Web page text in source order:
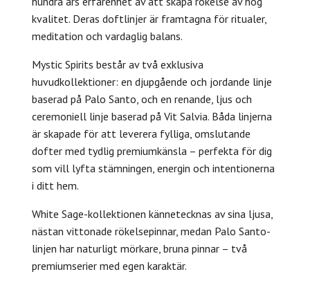
kvalitet. Deras doftlinjer är framtagna för ritualer,
meditation och vardaglig balans.
Mystic Spirits består av två exklusiva
huvudkollektioner: en djupgående och jordande linje
baserad på Palo Santo, och en renande, ljus och
ceremoniell linje baserad på Vit Salvia. Båda linjerna
är skapade för att leverera fylliga, omslutande
dofter med tydlig premiumkänsla – perfekta för dig
som vill lyfta stämningen, energin och intentionerna
i ditt hem.
White Sage-kollektionen kännetecknas av sina ljusa,
nästan vittonade rökelsepinnar, medan Palo Santo-
linjen har naturligt mörkare, bruna pinnar – två
premiumserier med egen karaktär.